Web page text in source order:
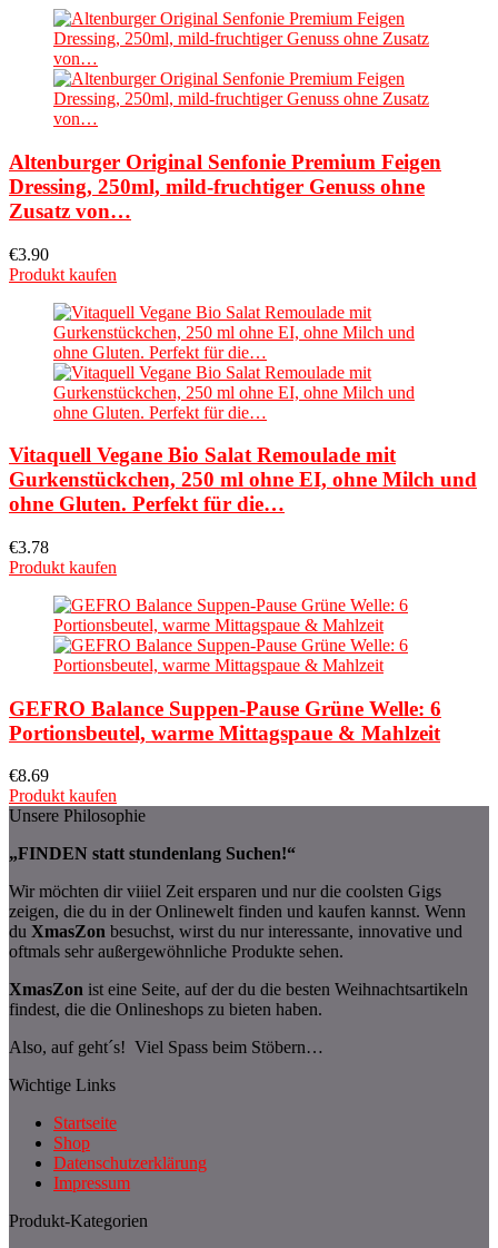
Altenburger Original Senfonie Premium Feigen
Dressing, 250ml, mild-fruchtiger Genuss ohne
Zusatz von…
€3.90
Produkt kaufen
Vitaquell Vegane Bio Salat Remoulade mit
Gurkenstückchen, 250 ml ohne EI, ohne Milch und
ohne Gluten. Perfekt für die…
€3.78
Produkt kaufen
GEFRO Balance Suppen-Pause Grüne Welle: 6
Portionsbeutel, warme Mittagspaue & Mahlzeit
€8.69
Produkt kaufen
Unsere Philosophie
„FINDEN statt stundenlang Suchen!“
Wir möchten dir viiiel Zeit ersparen und nur die coolsten Gigs
zeigen, die du in der Onlinewelt finden und kaufen kannst. Wenn
du XmasZon besuchst, wirst du nur interessante, innovative und
oftmals sehr außergewöhnliche Produkte sehen.
XmasZon ist eine Seite, auf der du die besten Weihnachtsartikeln
findest, die die Onlineshops zu bieten haben.
Also, auf geht´s! Viel Spass beim Stöbern…
Wichtige Links
Startseite
Shop
Datenschutzerklärung
Impressum
Produkt-Kategorien